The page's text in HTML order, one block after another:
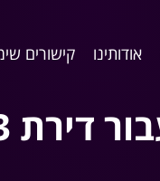
אודותינו קישורים